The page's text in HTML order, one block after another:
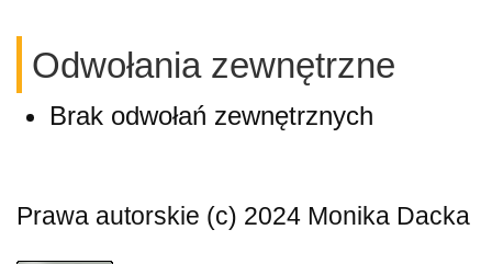
Odwołania zewnętrzne
Brak odwołań zewnętrznych
Prawa autorskie (c) 2024 Monika Dacka